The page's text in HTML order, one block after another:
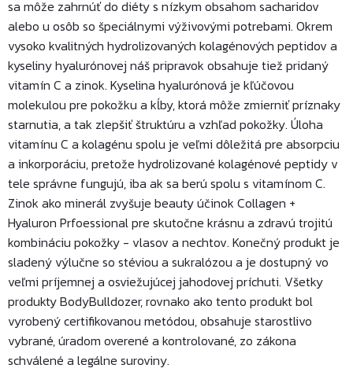
sa môže zahrnúť do diéty s nízkym obsahom sacharidov
alebo u osôb so špeciálnymi výživovými potrebami. Okrem
vysoko kvalitných hydrolizovaných kolagénových peptidov a
kyseliny hyalurónovej náš pripravok obsahuje tiež pridaný
vitamín C a zinok. Kyselina hyalurónová je kľúčovou
molekulou pre pokožku a kĺby, ktorá môže zmierniť príznaky
starnutia, a tak zlepšiť štruktúru a vzhľad pokožky. Úloha
vitamínu C a kolagénu spolu je veľmi dôležitá pre absorpciu
a inkorporáciu, pretože hydrolizované kolagénové peptidy v
tele správne fungujú, iba ak sa berú spolu s vitamínom C.
Zinok ako minerál zvyšuje beauty účinok Collagen +
Hyaluron Prfoessional pre skutočne krásnu a zdravú trojitú
kombináciu pokožky - vlasov a nechtov. Konečný produkt je
sladený výlučne so stéviou a sukralózou a je dostupný vo
veľmi príjemnej a osviežujúcej jahodovej príchuti. Všetky
produkty BodyBulldozer, rovnako ako tento produkt bol
vyrobený certifikovanou metódou, obsahuje starostlivo
vybrané, úradom overené a kontrolované, zo zákona
schválené a legálne suroviny.